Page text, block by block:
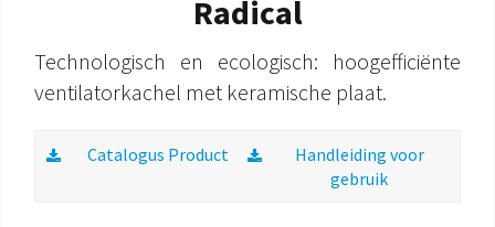
Radical
Technologisch en ecologisch: hoogefficiënte
ventilatorkachel met keramische plaat.
Catalogus Product
Handleiding voor
gebruik